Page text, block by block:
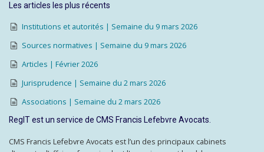
Les articles les plus récents
Institutions et autorités | Semaine du 9 mars 2026
Sources normatives | Semaine du 9 mars 2026
Articles | Février 2026
Jurisprudence | Semaine du 2 mars 2026
Associations | Semaine du 2 mars 2026
RegIT est un service de CMS Francis Lefebvre Avocats.
CMS Francis Lefebvre Avocats est l’un des principaux cabinets